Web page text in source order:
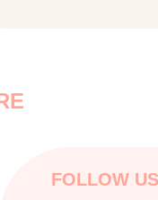
FOLLOW US